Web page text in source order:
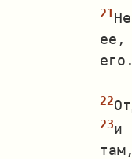
ее,
его.
и